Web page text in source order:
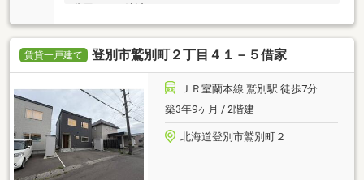
費用カード決済可
賃貸一戸建て 登別市鷲別町２丁目４１－５借家
ＪＲ室蘭本線 鷲別駅 徒歩7分
築3年9ヶ月 / 2階建
北海道登別市鷲別町２